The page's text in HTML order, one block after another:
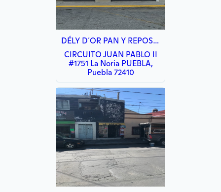
DÉLY D´OR PAN Y REPOSTERIA FRANCESA
CIRCUITO JUAN PABLO II
#1751 La Noria PUEBLA,
Puebla 72410